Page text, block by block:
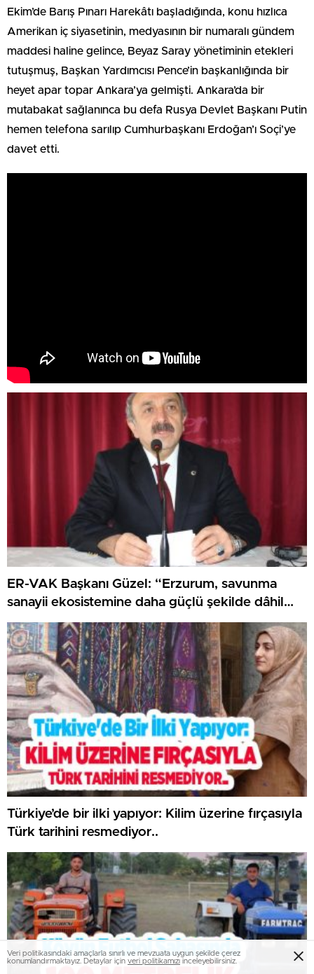
Ekim’de Barış Pınarı Harekâtı başladığında, konu hızlıca
Amerikan iç siyasetinin, medyasının bir numaralı gündem
maddesi haline gelince, Beyaz Saray yönetiminin etekleri
tutuşmuş, Başkan Yardımcısı Pence’in başkanlığında bir
heyet apar topar Ankara’ya gelmişti. Ankara’da bir
mutabakat sağlanınca bu defa Rusya Devlet Başkanı Putin
hemen telefona sarılıp Cumhurbaşkanı Erdoğan’ı Soçi’ye
davet etti.
ER-VAK Başkanı Güzel: “Erzurum, savunma
sanayii ekosistemine daha güçlü şekilde dâhil
edilmeli”..
Türkiye’de bir ilki yapıyor: Kilim üzerine fırçasıyla
Türk tarihini resmediyor..
Veri politikasındaki amaçlarla sınırlı ve mevzuata uygun şekilde çerez
konumlandırmaktayız. Detaylar için veri politikamızı inceleyebilirsiniz.